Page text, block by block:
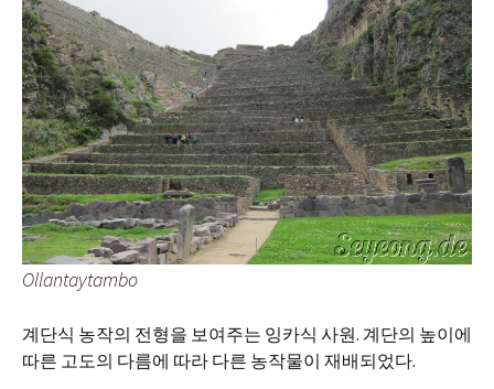
Ollantaytambo
계단식 농작의 전형을 보여주는 잉카식 사원. 계단의 높이에
따른 고도의 다름에 따라 다른 농작물이 재배되었다.